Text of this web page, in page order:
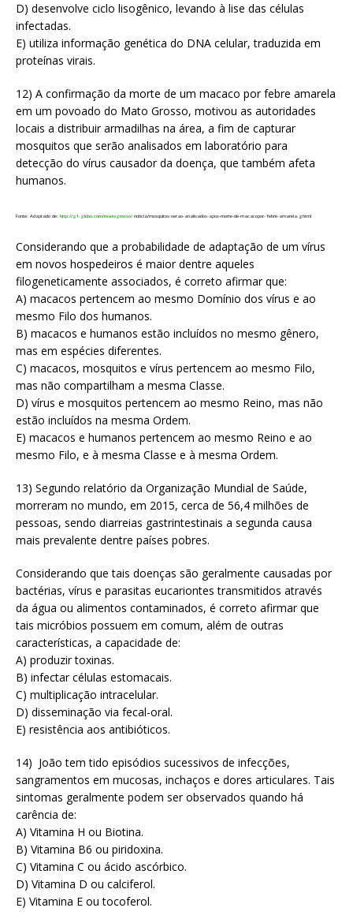
D) desenvolve ciclo lisogênico, levando à lise das células
infectadas.
E) utiliza informação genética do DNA celular, traduzida em
proteínas virais.
12) A confirmação da morte de um macaco por febre amarela
em um povoado do Mato Grosso, motivou as autoridades
locais a distribuir armadilhas na área, a fim de capturar
mosquitos que serão analisados em laboratório para
detecção do vírus causador da doença, que também afeta
humanos.
Fonte: Adaptado de: http://g1.globo.com/matogrosso/ noticia/mosquitos-serao-analisados-apos-morte-de-macacopor- febre-amarela.ghtml
Considerando que a probabilidade de adaptação de um vírus
em novos hospedeiros é maior dentre aqueles
filogeneticamente associados, é correto afirmar que:
A) macacos pertencem ao mesmo Domínio dos vírus e ao
mesmo Filo dos humanos.
B) macacos e humanos estão incluídos no mesmo gênero,
mas em espécies diferentes.
C) macacos, mosquitos e vírus pertencem ao mesmo Filo,
mas não compartilham a mesma Classe.
D) vírus e mosquitos pertencem ao mesmo Reino, mas não
estão incluídos na mesma Ordem.
E) macacos e humanos pertencem ao mesmo Reino e ao
mesmo Filo, e à mesma Classe e à mesma Ordem.
13) Segundo relatório da Organização Mundial de Saúde,
morreram no mundo, em 2015, cerca de 56,4 milhões de
pessoas, sendo diarreias gastrintestinais a segunda causa
mais prevalente dentre países pobres.
Considerando que tais doenças são geralmente causadas por
bactérias, vírus e parasitas eucariontes transmitidos através
da água ou alimentos contaminados, é correto afirmar que
tais micróbios possuem em comum, além de outras
características, a capacidade de:
A) produzir toxinas.
B) infectar células estomacais.
C) multiplicação intracelular.
D) disseminação via fecal-oral.
E) resistência aos antibióticos.
14) João tem tido episódios sucessivos de infecções,
sangramentos em mucosas, inchaços e dores articulares. Tais
sintomas geralmente podem ser observados quando há
carência de:
A) Vitamina H ou Biotina.
B) Vitamina B6 ou piridoxina.
C) Vitamina C ou ácido ascórbico.
D) Vitamina D ou calciferol.
E) Vitamina E ou tocoferol.